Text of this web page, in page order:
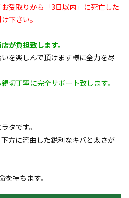
受取りから「3日以内」に死亡した
下さい。
が負担致します。
を楽しんで頂けます様に全力を尽
切丁寧に完全サポート致します。
タです。
方に湾曲した鋭利なキバと太さが
持ちます。